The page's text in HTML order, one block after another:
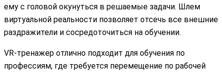
ему с головой окунуться в решаемые задачи. Шлем
виртуальной реальности позволяет отсечь все внешние
раздражители и сосредоточиться на обучении.
VR-тренажер отлично подходит для обучения по
профессиям, где требуется перемещение по рабочей